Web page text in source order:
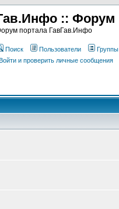
:: Форум
портала ГавГав.Инфо
Поиск Пользователи Группы
и проверить личные сообщения